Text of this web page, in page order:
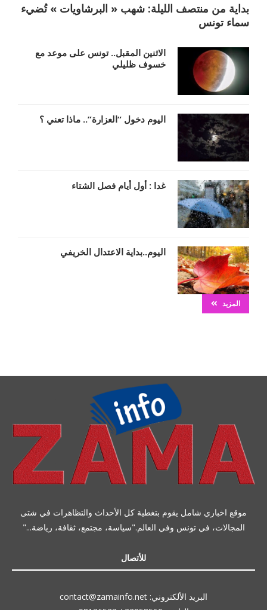
بداية من منتصف الليلة: شهب « البرشاويات » تُضيء
سماء تونس
الاثنين المقبل.. تونس على موعد مع
خسوف ظليلي
اليوم دخول “العزارة”.. ماذا تعني ؟
غدا : أول أيام فصل الشتاء
اليوم..بداية الاعتدال الخريفي
المزيد
موقع اخباري شامل يقوم بتغطية كل الأحداث والتظاهرات في شتى
المجالات، في تونس وفي العالم."سياسة، مجتمع، ثقافة، رياضة..."
للأتصال
البريد الألكتروني: contact@zamainfo.net